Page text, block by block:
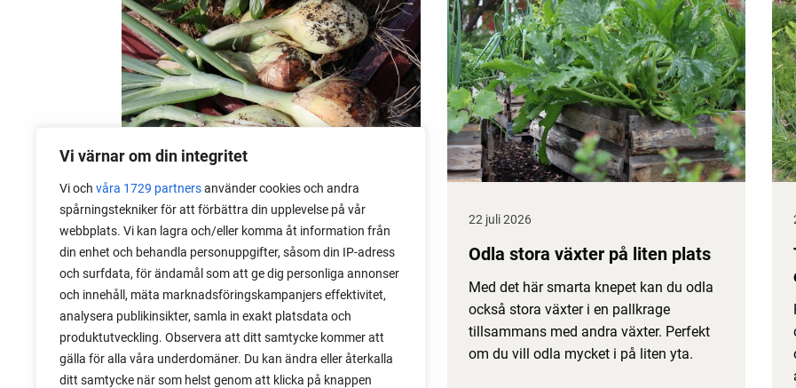
Vi värnar om din integritet
Vi och våra 1729 partnersanvänder cookies och andra
spårningstekniker för att förbättra din upplevelse på vår
webbplats. Vi kan lagra och/eller komma åt information från
din enhet och behandla personuppgifter, såsom din IP-adress
och surfdata, för ändamål som att ge dig personliga annonser
och innehåll, mäta marknadsföringskampanjers effektivitet,
analysera publikinsikter, samla in exakt platsdata och
produktutveckling. Observera att ditt samtycke kommer att
gälla för alla våra underdomäner. Du kan ändra eller återkalla
ditt samtycke när som helst genom att klicka på knappen
Odla lök från frö - Stor skörd
Det är lätt att lyckas med lök från frö.
Följ min sådd under säsongen och få
tips om hur du sår, skolar om, planterar
och skördar egen lök.
22 juli 2026
Odla stora växter på liten plats
Med det här smarta knepet kan du odla
också stora växter i en pallkrage
tillsammans med andra växter. Perfekt
om du vill odla mycket i på liten yta.